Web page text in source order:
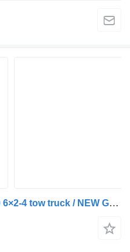
MAN NEW MAN TGM 26.320 6×2-4 tow truck / NEW Galvanized 9.2 m platfo